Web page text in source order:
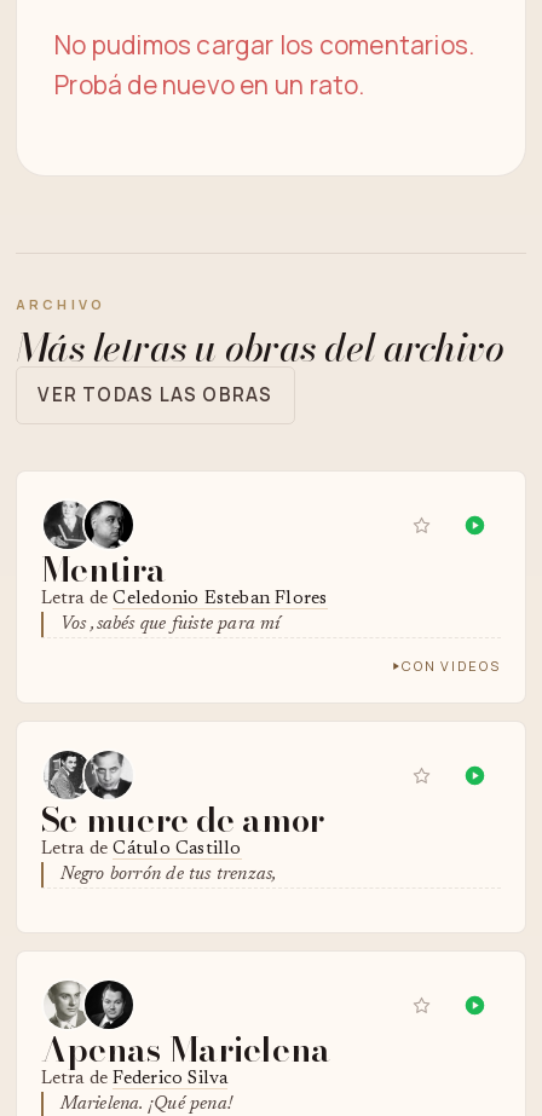
No pudimos cargar los comentarios.
Probá de nuevo en un rato.
ARCHIVO
Más letras u obras del archivo
VER TODAS LAS OBRAS
Mentira
Letra deCeledonio Esteban Flores
Vos ,sabés que fuiste para mí
CON VIDEOS
Se muere de amor
Letra deCátulo Castillo
Negro borrón de tus trenzas,
Apenas Marielena
Letra deFederico Silva
Marielena. ¡Qué pena!